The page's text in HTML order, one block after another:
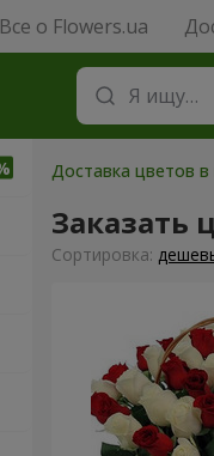
Все о Flowers.ua
Доставка цветов
Заказать
Cортировка: